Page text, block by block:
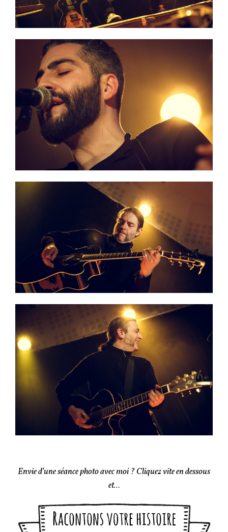
Envie d’une séance photo avec moi ? Cliquez vite en dessous
et…